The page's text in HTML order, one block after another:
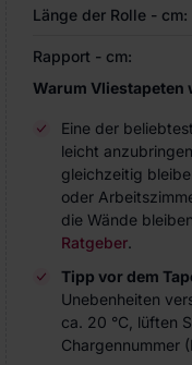
Länge der Rolle - cm:
Rapport - cm:
Warum Vliestapeten
Eine der
leicht
gleichzeitig
oder
die Wände
Ratgeber.
Tipp vor dem
Unebenheiten
ca. 20 °C, lüften
Chargennummer